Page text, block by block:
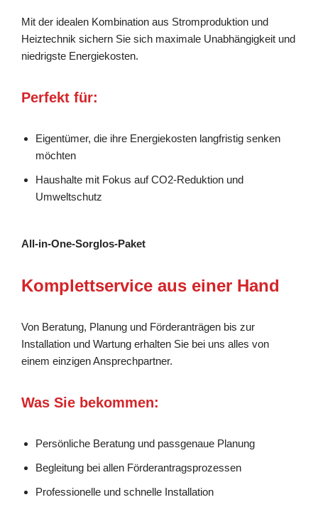
Mit der idealen Kombination aus Stromproduktion und
Heiztechnik sichern Sie sich maximale Unabhängigkeit und
niedrigste Energiekosten.
Perfekt für:
Eigentümer, die ihre Energiekosten langfristig senken
möchten
Haushalte mit Fokus auf CO2-Reduktion und
Umweltschutz
All-in-One-Sorglos-Paket
Komplettservice aus einer Hand
Von Beratung, Planung und Förderanträgen bis zur
Installation und Wartung erhalten Sie bei uns alles von
einem einzigen Ansprechpartner.
Was Sie bekommen:
Persönliche Beratung und passgenaue Planung
Begleitung bei allen Förderantragsprozessen
Professionelle und schnelle Installation